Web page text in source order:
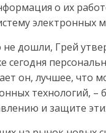
о их
электронных
дошли, Грей
сегодня
он, лучшее, что
технологий, –
и защите